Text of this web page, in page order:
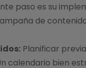
paso es su
de
Planificar
calendario bien